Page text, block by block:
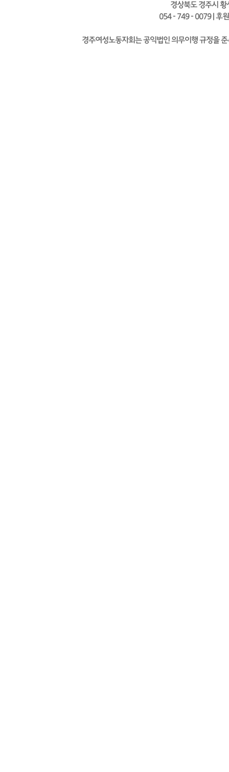
경상북도 경주시
054 - 749 - 0079 | 후
경주여성노동자회는 공익법인 의무이행 규정을